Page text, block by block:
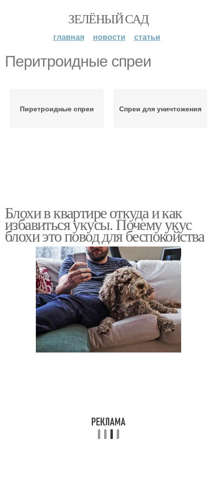
ЗЕЛЁНЫЙ САД
главная новости статьи
Перитроидные спреи
Пиретроидные спреи Спреи для уничтожения
Блохи в квартире откуда и как
избавиться укусы. Почему укус
блохи это повод для беспокойства